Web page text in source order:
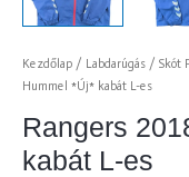
Kezdőlap / Labdarúgás / Skót
Hummel *Új* kabát L-es
Rangers
kabát L-es